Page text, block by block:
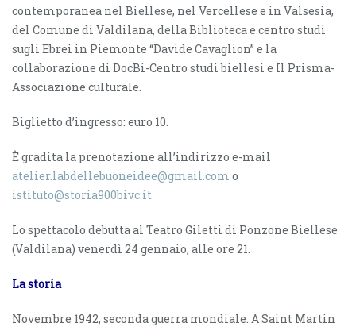
contemporanea nel Biellese, nel Vercellese e in Valsesia,
del Comune di Valdilana, della Biblioteca e centro studi
sugli Ebrei in Piemonte “Davide Cavaglion” e la
collaborazione di DocBi-Centro studi biellesi e Il Prisma-
Associazione culturale.
Biglietto d’ingresso: euro 10.
È gradita la prenotazione all’indirizzo e-mail
atelier.labdellebuoneidee@gmail.com o
istituto@storia900bivc.it
Lo spettacolo debutta al Teatro Giletti di Ponzone Biellese
(Valdilana) venerdì 24 gennaio, alle ore 21.
La storia
Novembre 1942, seconda guerra mondiale. A Saint Martin